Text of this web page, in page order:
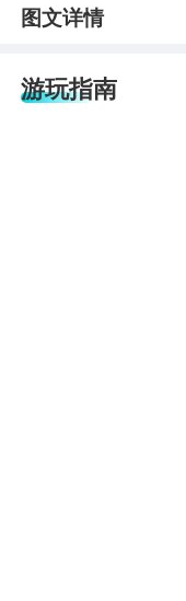
图文详情
游玩指南